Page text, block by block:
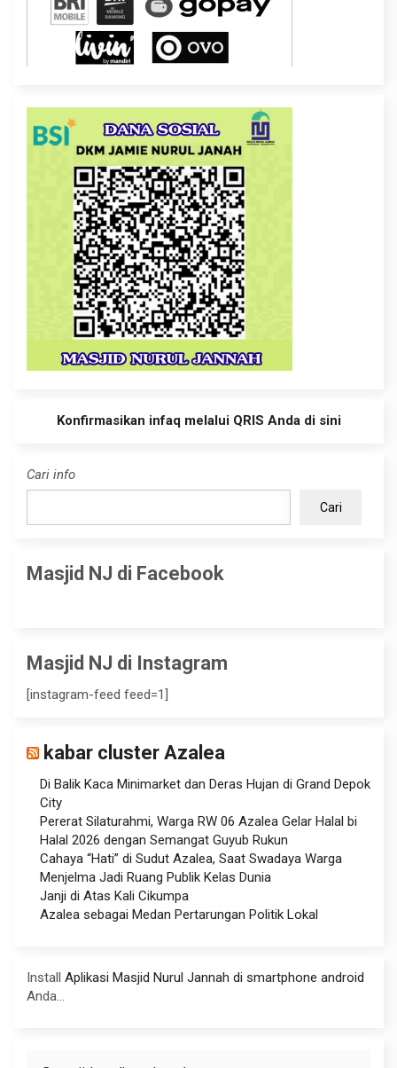
Konfirmasikan infaq melalui QRIS Anda di sini
Cari info
Cari
Masjid NJ di Facebook
Masjid NJ di Instagram
[instagram-feed feed=1]
kabar cluster Azalea
Di Balik Kaca Minimarket dan Deras Hujan di Grand Depok
City
Pererat Silaturahmi, Warga RW 06 Azalea Gelar Halal bi
Halal 2026 dengan Semangat Guyub Rukun
Cahaya “Hati” di Sudut Azalea, Saat Swadaya Warga
Menjelma Jadi Ruang Publik Kelas Dunia
Janji di Atas Kali Cikumpa
Azalea sebagai Medan Pertarungan Politik Lokal
Install Aplikasi Masjid Nurul Jannah di smartphone android
Anda...